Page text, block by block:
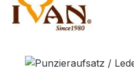
Bildergalerie überspringen